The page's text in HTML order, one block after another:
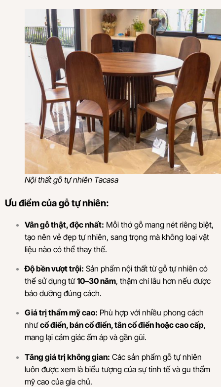
Nội thất gỗ tự nhiên Tacasa
Ưu điểm của gỗ tự nhiên:
Vân gỗ thật, độc nhất: Mỗi thớ gỗ mang nét riêng biệt,
tạo nên vẻ đẹp tự nhiên, sang trọng mà không loại vật
liệu nào có thể thay thế.
Độ bền vượt trội: Sản phẩm nội thất từ gỗ tự nhiên có
thể sử dụng từ10–30 năm, thậm chí lâu hơn nếu được
bảo dưỡng đúng cách.
Giá trị thẩm mỹ cao: Phù hợp với nhiều phong cách
nhưcổ điển, bán cổ điển, tân cổ điển hoặc cao cấp,
mang lại cảm giác ấm áp và gần gũi.
Tăng giá trị không gian: Các sản phẩm gỗ tự nhiên
luôn được xem là biểu tượng của sự tinh tế và gu thẩm
mỹ cao của gia chủ.